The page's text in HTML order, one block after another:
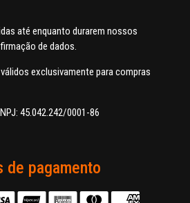
até enquanto durarem nossos
de dados.
exclusivamente para compras
45.042.242/0001-86
de pagamento